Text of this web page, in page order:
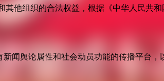
他组织的合法权益，根据《中华人民共
闻舆论属性和社会动员功能的传播平台